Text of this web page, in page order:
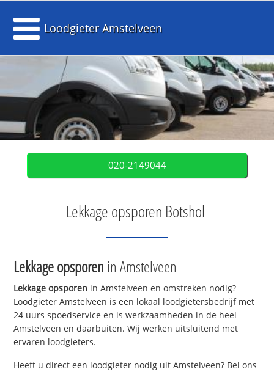
Loodgieter Amstelveen
020-2149044
Lekkage opsporen Botshol
Lekkage opsporen in Amstelveen
Lekkage opsporen in Amstelveen en omstreken nodig?
Loodgieter Amstelveen is een lokaal loodgietersbedrijf met
24 uurs spoedservice en is werkzaamheden in de heel
Amstelveen en daarbuiten. Wij werken uitsluitend met
ervaren loodgieters.
Heeft u direct een loodgieter nodig uit Amstelveen? Bel ons